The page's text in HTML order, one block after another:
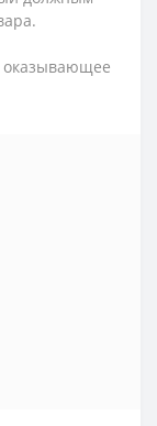
оказывающее